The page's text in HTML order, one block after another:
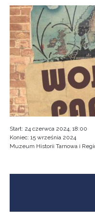
Start: 24 czerwca 2024, 18:00
Koniec: 15 września 2024
Muzeum Historii Tarnowa i